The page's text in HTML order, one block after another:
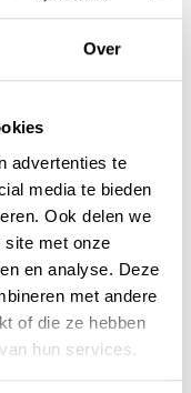
Over
advertenties te
media te bieden
Ook delen we
site met onze
en analyse. Deze
met andere
of die ze hebben
hun services.
een passie voor
voor het project
dit wordt
stelling' -
moeten gedaan
en zullen er nog
van jouw
jaar aan Carrefour